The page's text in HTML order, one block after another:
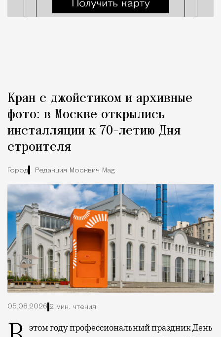
Кран с джойстиком и архивные
фото: в Москве открылись
инсталляции к 70-летию Дня
строителя
Город Редакция Москвич Mag
05.08.2026 2 мин. чтения